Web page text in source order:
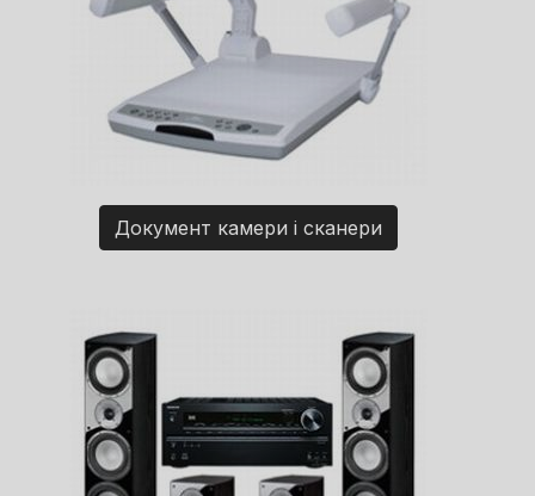
Документ камери і сканери